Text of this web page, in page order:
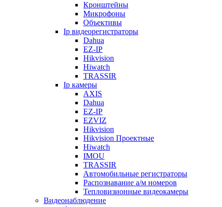
Кронштейны
Микрофоны
Объективы
Ip видеорегистраторы
Dahua
EZ-IP
Hikvision
Hiwatch
TRASSIR
Ip камеры
AXIS
Dahua
EZ-IP
EZVIZ
Hikvision
Hikvision Проектные
Hiwatch
IMOU
TRASSIR
Автомобильные регистраторы
Распознавание а/м номеров
Тепловизионные видеокамеры
Видеонаблюдение